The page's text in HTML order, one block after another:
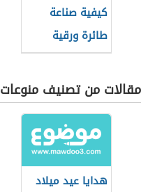
كيفية صناعة
طائرة ورقية
مقالات من تصنيف منوعات
هدايا عيد ميلاد